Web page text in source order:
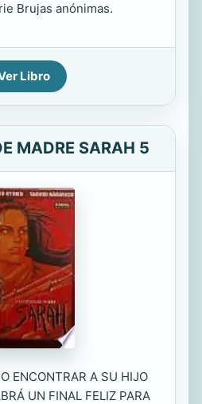
Brujas anónimas.
Libro
MADRE SARAH 5
ENCONTRAR A SU HIJO
UN FINAL FELIZ PARA